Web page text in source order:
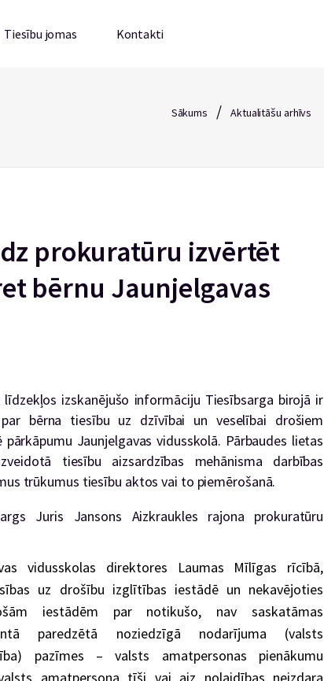
Tiesību jomas Kontakti
Sākums / Aktualitāšu arhīvs
prokuratūru izvērtēt
bērnu Jaunjelgavas
izskanējušo informāciju Tiesībsarga birojā ir
bērna tiesību uz dzīvībai un veselībai drošiem
Jaunjelgavas vidusskolā. Pārbaudes lietas
tiesību aizsardzības mehānisma darbības
trūkumus tiesību aktos vai to piemērošanā.
Juris Jansons Aizkraukles rajona prokuratūru
vidusskolas direktores Laumas Mīlīgas rīcībā,
uz drošību izglītības iestādē un nekavējoties
iestādēm par notikušo, nav saskatāmas
paredzētā noziedzīgā nodarījuma (valsts
pazīmes – valsts amatpersonas pienākumu